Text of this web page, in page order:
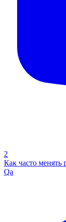
2
Как часто
Qa